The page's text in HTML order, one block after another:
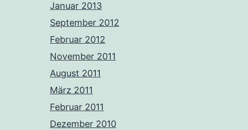
Januar 2013
September 2012
Februar 2012
November 2011
August 2011
März 2011
Februar 2011
Dezember 2010